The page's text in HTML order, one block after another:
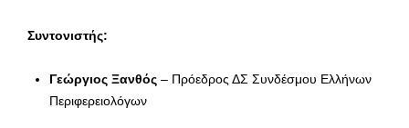
Συντονιστής:
Γεώργιος Ξανθός – Πρόεδρος ΔΣ Συνδέσμου Ελλήνων
Περιφερειολόγων